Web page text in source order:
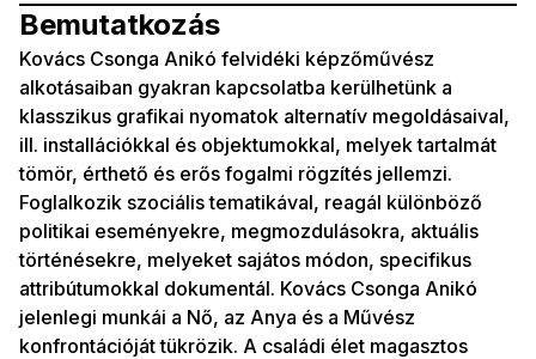
Bemutatkozás
Kovács Csonga Anikó felvidéki képzőművész
alkotásaiban gyakran kapcsolatba kerülhetünk a
klasszikus grafikai nyomatok alternatív megoldásaival,
ill. installációkkal és objektumokkal, melyek tartalmát
tömör, érthető és erős fogalmi rögzítés jellemzi.
Foglalkozik szociális tematikával, reagál különböző
politikai eseményekre, megmozdulásokra, aktuális
történésekre, melyeket sajátos módon, specifikus
attribútumokkal dokumentál. Kovács Csonga Anikó
jelenlegi munkái a Nő, az Anya és a Művész
konfrontációját tükrözik. A családi élet magasztos